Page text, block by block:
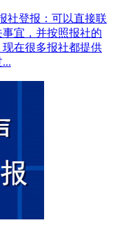
社登报：可以直接联
宜，并按照报社的
在很多报社都提供